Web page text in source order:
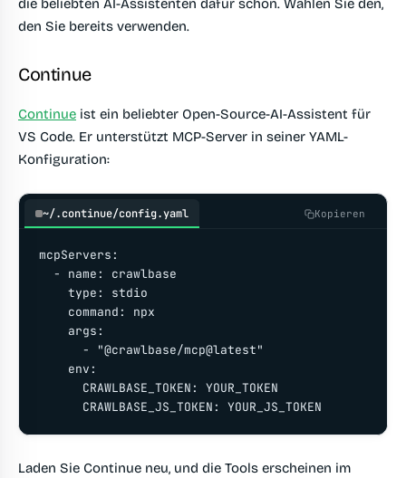
die beliebten AI-Assistenten dafür schon. Wählen Sie den,
den Sie bereits verwenden.
Continue
Continue ist ein beliebter Open-Source-AI-Assistent für
VS Code. Er unterstützt MCP-Server in seiner YAML-
Konfiguration:
~/.continue/config.yaml Kopieren
mcpServers:
  - name: crawlbase
    type: stdio
    command: npx
    args:
      - "@crawlbase/mcp@latest"
    env:
      CRAWLBASE_TOKEN: YOUR_TOKEN
      CRAWLBASE_JS_TOKEN: YOUR_JS_TOKEN
Laden Sie Continue neu, und die Tools erscheinen im